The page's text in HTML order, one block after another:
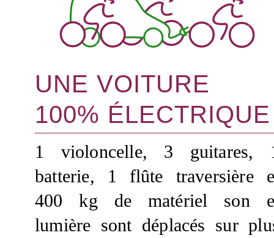
UNE VOITURE
100% ÉLECTRIQUE
1 violoncelle, 3 guitares,
batterie, 1 flûte traversière
400 kg de matériel son
lumière sont déplacés sur